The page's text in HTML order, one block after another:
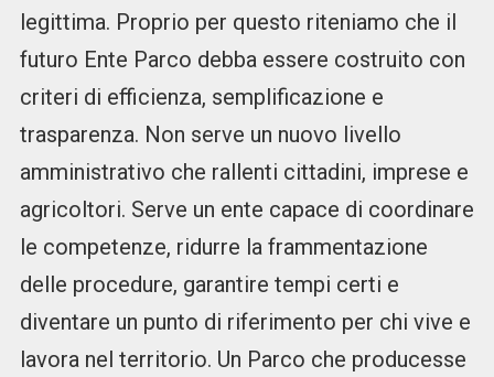
legittima. Proprio per questo riteniamo che il
futuro Ente Parco debba essere costruito con
criteri di efficienza, semplificazione e
trasparenza. Non serve un nuovo livello
amministrativo che rallenti cittadini, imprese e
agricoltori. Serve un ente capace di coordinare
le competenze, ridurre la frammentazione
delle procedure, garantire tempi certi e
diventare un punto di riferimento per chi vive e
lavora nel territorio. Un Parco che producesse